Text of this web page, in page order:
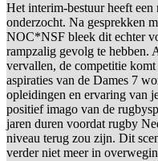
Het interim-bestuur heeft
onderzocht. Na gesprekken
NOC*NSF bleek dit echter
rampzalig gevolg te hebben.
vervallen, de competitie
aspiraties van de Dames 7
opleidingen en ervaring van
positief imago van de
jaren duren voordat rugby
niveau terug zou zijn. Dit
verder niet meer in